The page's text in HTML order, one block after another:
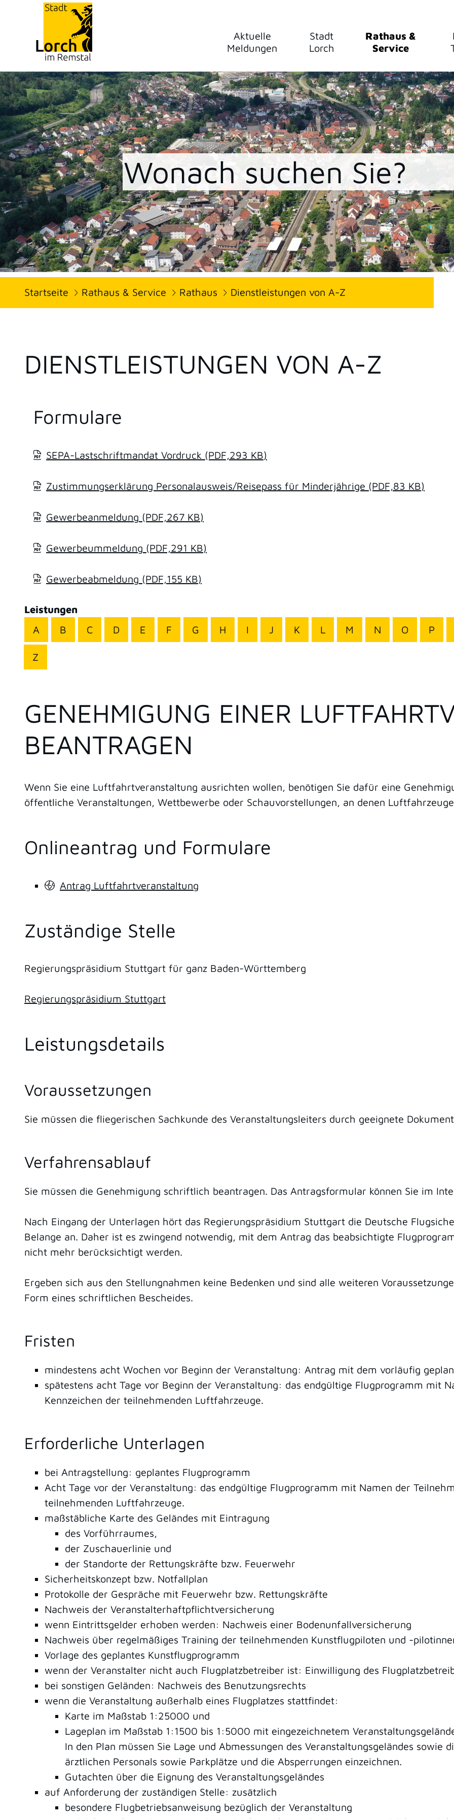
Aktuelle
Meldungen
Stadt
Lorch
Rathaus &
Service
Startseite Rathaus & Service Rathaus Dienstleistungen von A-Z
DIENSTLEISTUNGEN VON A-Z
Formulare
SEPA-Lastschriftmandat Vordruck (PDF,293 KB)
Zustimmungserklärung Personalausweis/Reisepass für Minderjährige (PDF,83 KB)
Gewerbeanmeldung (PDF,267 KB)
Gewerbeummeldung (PDF,291 KB)
Gewerbeabmeldung (PDF,155 KB)
Leistungen
A
B C D E F G H I J K L M N O P
Z
GENEHMIGUNG EINER
BEANTRAGEN
Wenn Sie eine Luftfahrtveranstaltung ausrichten wollen, benötigen Sie dafür eine
öffentliche Veranstaltungen, Wettbewerbe oder Schauvorstellungen, an denen
Onlineantrag und Formulare
Antrag Luftfahrtveranstaltung
Zuständige Stelle
Regierungspräsidium Stuttgart für ganz Baden-Württemberg
Regierungspräsidium Stuttgart
Leistungsdetails
Voraussetzungen
Sie müssen die fliegerischen Sachkunde des Veranstaltungsleiters durch geeignete
Verfahrensablauf
Sie müssen die Genehmigung schriftlich beantragen. Das Antragsformular können Sie im
Nach Eingang der Unterlagen hört das Regierungspräsidium Stuttgart die Deutsche
Belange an. Daher ist es zwingend notwendig, mit dem Antrag das beabsichtigte
nicht mehr berücksichtigt werden.
Ergeben sich aus den Stellungnahmen keine Bedenken und sind alle weiteren
Form eines schriftlichen Bescheides.
Fristen
mindestens acht Wochen vor Beginn der Veranstaltung: Antrag mit dem vorläufig
spätestens acht Tage vor Beginn der Veranstaltung: das endgültige Flugprogramm mit
Kennzeichen der teilnehmenden Luftfahrzeuge.
Erforderliche Unterlagen
bei Antragstellung: geplantes Flugprogramm
Acht Tage vor der Veranstaltung: das endgültige Flugprogramm mit Namen der
teilnehmenden Luftfahrzeuge.
maßstäbliche Karte des Geländes mit Eintragung
des Vorführraumes,
der Zuschauerlinie und
der Standorte der Rettungskräfte bzw. Feuerwehr
Sicherheitskonzept bzw. Notfallplan
Protokolle der Gespräche mit Feuerwehr bzw. Rettungskräfte
Nachweis der Veranstalterhaftpflichtversicherung
wenn Eintrittsgelder erhoben werden: Nachweis einer Bodenunfallversicherung
Nachweis über regelmäßiges Training der teilnehmenden Kunstflugpiloten und -
Vorlage des geplantes Kunstflugprogramm
wenn der Veranstalter nicht auch Flugplatzbetreiber ist: Einwilligung des
bei sonstigen Geländen: Nachweis des Benutzungsrechts
wenn die Veranstaltung außerhalb eines Flugplatzes stattfindet:
Karte im Maßstab 1:25000 und
Lageplan im Maßstab 1:1500 bis 1:5000 mit eingezeichnetem
In den Plan müssen Sie Lage und Abmessungen des Veranstaltungsgeländes sowie
ärztlichen Personals sowie Parkplätze und die Absperrungen einzeichnen.
Gutachten über die Eignung des Veranstaltungsgeländes
auf Anforderung der zuständigen Stelle: zusätzlich
besondere Flugbetriebsanweisung bezüglich der Veranstaltung